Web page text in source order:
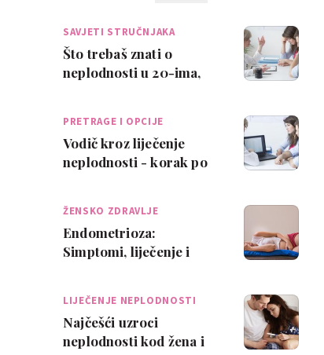
SAVJETI STRUČNJAKA
Što trebaš znati o
neplodnosti u 20-ima,
PRETRAGE I OPCIJE
Vodič kroz liječenje
neplodnosti - korak po
ŽENSKO ZDRAVLJE
Endometrioza:
Simptomi, liječenje i
LIJEČENJE NEPLODNOSTI
Najčešći uzroci
neplodnosti kod žena i